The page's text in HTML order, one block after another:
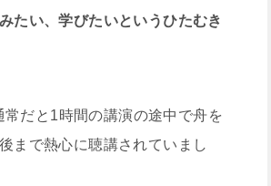
たい、学びたいというひたむき
常だと1時間の講演の途中で舟を
まで熱心に聴講されていまし